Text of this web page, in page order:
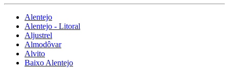
Alentejo
Alentejo - Litoral
Aljustrel
Almodôvar
Alvito
Baixo Alentejo